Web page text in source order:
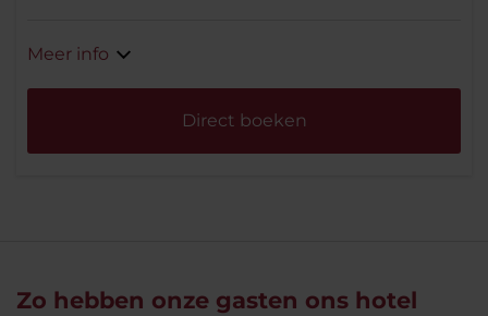
Meer info
Direct boeken
Zo hebben onze gasten ons hotel